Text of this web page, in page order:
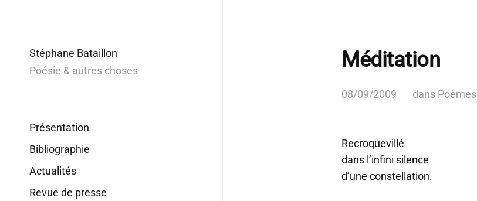
Stéphane Bataillon
Poésie & autres choses
Présentation
Bibliographie
Actualités
Revue de presse
Méditation
08/09/2009 dans Poèmes
Recroquevillé
dans l’infini silence
d’une constellation.